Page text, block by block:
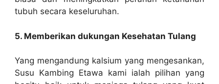
tubuh secara keseluruhan.
5. Memberikan dukungan Kesehatan Tulang
Yang mengandung kalsium yang mengesankan,
Susu Kambing Etawa kami ialah pilihan yang